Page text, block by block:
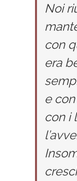
Noi
con
era
e
con i